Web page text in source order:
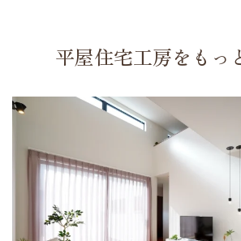
平屋住宅工房をもっ